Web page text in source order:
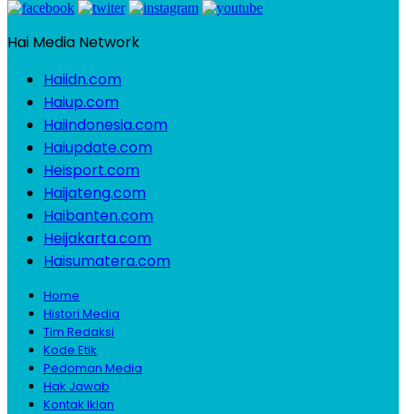
Hai Media Network
Haiidn.com
Haiup.com
Haiindonesia.com
Haiupdate.com
Heisport.com
Haijateng.com
Haibanten.com
Heijakarta.com
Haisumatera.com
Home
Histori Media
Tim Redaksi
Kode Etik
Pedoman Media
Hak Jawab
Kontak Iklan